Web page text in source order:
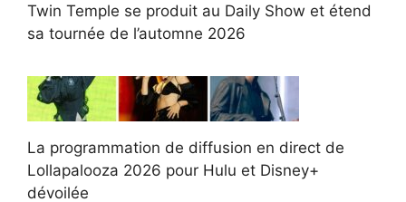
Twin Temple se produit au Daily Show et étend
sa tournée de l’automne 2026
La programmation de diffusion en direct de
Lollapalooza 2026 pour Hulu et Disney+
dévoilée